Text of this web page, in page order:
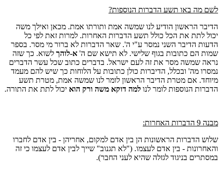
לשם מה באו תשע הדברות הנוספות?
הדיבר הראשון הודיע לנו שמשה אמת ותורתו אמת. מכאן ואילך משה
יכול לתת את הכל כולל תשע הדברות האחרות. למרות זאת לפי כל
הדעות הדיבר השני נמסר ע"י ה'. שאר הדברות לא ברור מי מסר. בספר
שמות הם כתובות בגוף שלישי. לא תישא שם ה' א-לוהך לשוא. כך שזה
נראה שמשה מסר את זה לעם ישראל. בדברים כתוב שכל עשר הדברים
נמסרו מה' ובכלל, הדיברות כולן כתובות על הלוחות כך שיש להם מעמד
מיוחד. אם מטרת הדיבר הראשון לומר לנו שמשה אמת, מטרת תשע
הדברות הנוספות לומר לנו למה דוקא משה ורק הוא יכול לתת את התורה.
מבנה 9 הדברות האחרות:
שלוש הדברות הראשונות הן בין אדם למקום, אחריהן - בין אדם לחברו
והאחרונות - בין אדם לעצמו. ("לא תגנוב" שייך לבין אדם לעצמו כי זה
במסתרים בניגוד לגזלה שהיא לעני החבר).